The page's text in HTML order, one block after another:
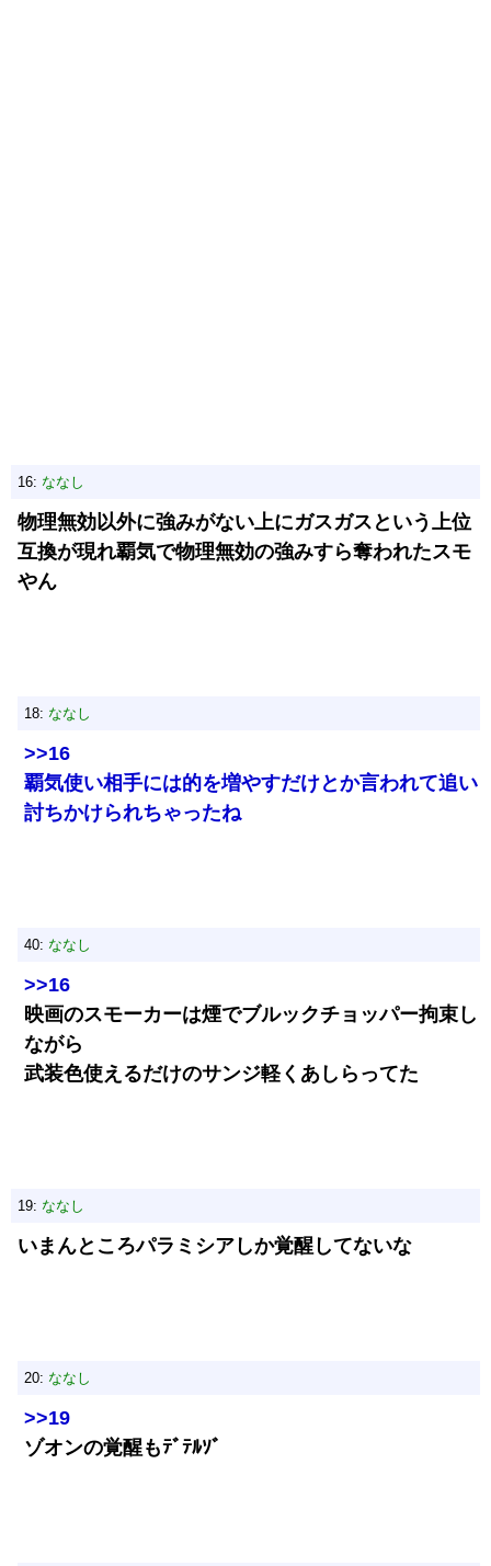
16: ななし
物理無効以外に強みがない上にガスガスという上位
互換が現れ覇気で物理無効の強みすら奪われたスモ
やん
18: ななし
>>16
覇気使い相手には的を増やすだけとか言われて追い
討ちかけられちゃったね
40: ななし
>>16
映画のスモーカーは煙でブルックチョッパー拘束し
ながら
武装色使えるだけのサンジ軽くあしらってた
19: ななし
いまんところパラミシアしか覚醒してないな
20: ななし
>>19
ゾオンの覚醒もﾃﾞﾃﾙｿﾞ